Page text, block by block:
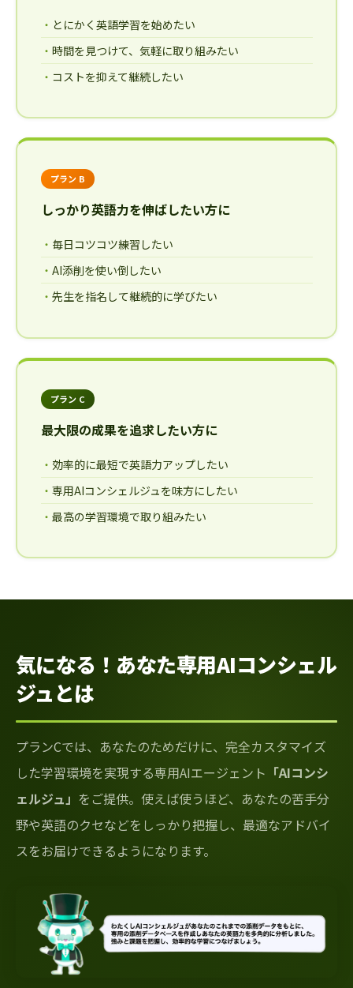
とにかく英語学習を始めたい
時間を見つけて、気軽に取り組みたい
コストを抑えて継続したい
プラン B
しっかり英語力を伸ばしたい方に
毎日コツコツ練習したい
AI添削を使い倒したい
先生を指名して継続的に学びたい
プラン C
最大限の成果を追求したい方に
効率的に最短で英語力アップしたい
専用AIコンシェルジュを味方にしたい
最高の学習環境で取り組みたい
気になる！あなた専用AIコンシェル
ジュとは
プランCでは、あなたのためだけに、完全カスタマイズ
した学習環境を実現する専用AIエージェント 「AIコンシ
ェルジュ」 をご提供。使えば使うほど、あなたの苦手分
野や英語のクセなどをしっかり把握し、最適なアドバイ
スをお届けできるようになります。